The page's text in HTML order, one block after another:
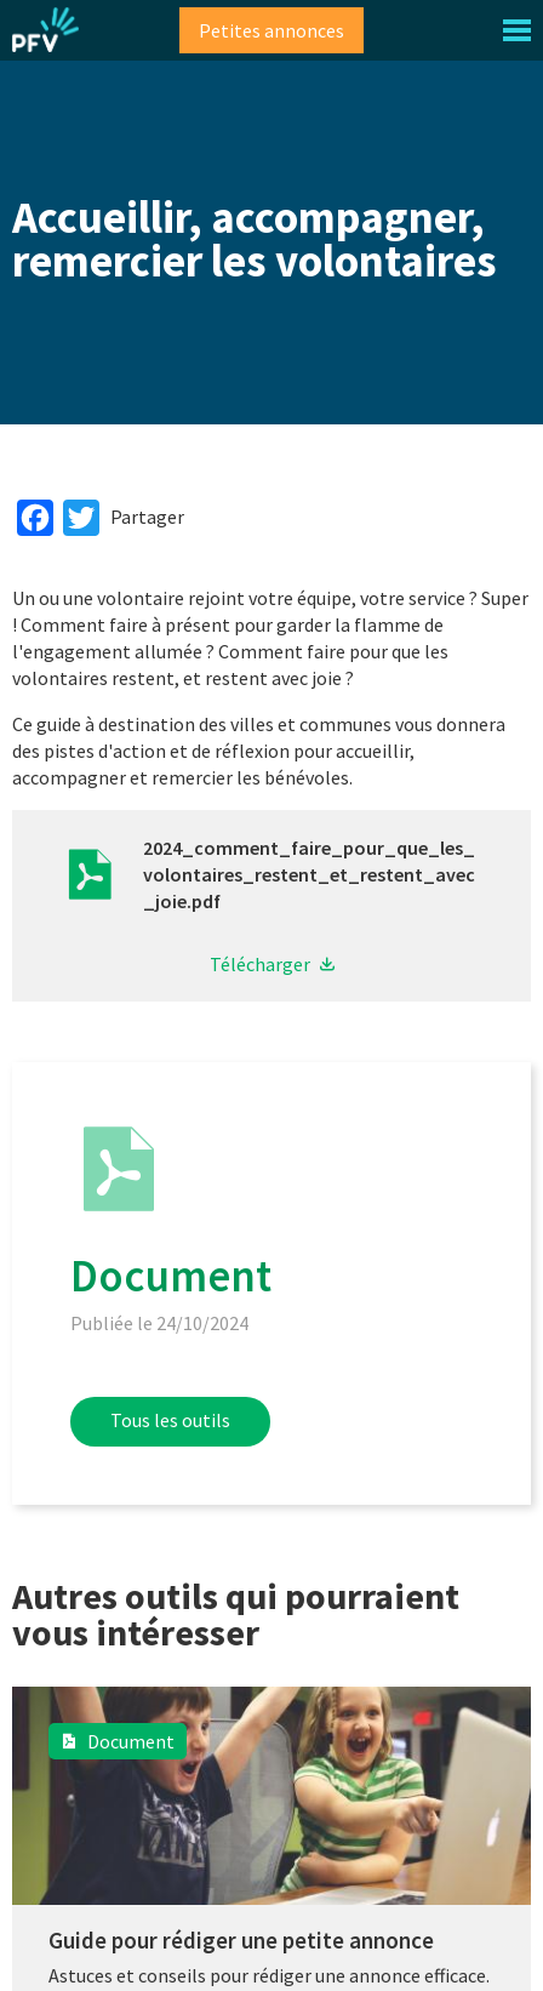
au
contenu
Petites annonces
Accueillir, accompagner,
remercier les volontaires
FacebookTwitter
Partager
Un ou une volontaire rejoint votre équipe, votre service ? Super
! Comment faire à présent pour garder la flamme de
l'engagement allumée ? Comment faire pour que les
volontaires restent, et restent avec joie ?
Ce guide à destination des villes et communes vous donnera
des pistes d'action et de réflexion pour accueillir,
accompagner et remercier les bénévoles.
2024_comment_faire_pour_que_les_
volontaires_restent_et_restent_avec
_joie.pdf
Télécharger
Document
Publiée le 24/10/2024
Tous les outils
Autres outils qui pourraient
vous intéresser
Document
Guide pour rédiger une petite annonce
Astuces et conseils pour rédiger une annonce efficace.